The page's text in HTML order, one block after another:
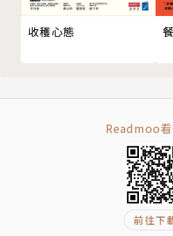
得的事情上。
．標準普爾家庭資產配置法，
怎麼分配？本書用圖解教你。
如果只靠公司薪水，你一生能
這是一套超過400萬人付費學
36個易學易用的理財工具，
收穫心態
Readmoo
前往下